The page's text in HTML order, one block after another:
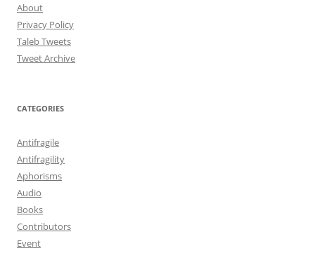
About
Privacy Policy
Taleb Tweets
Tweet Archive
CATEGORIES
Antifragile
Antifragility
Aphorisms
Audio
Books
Contributors
Event